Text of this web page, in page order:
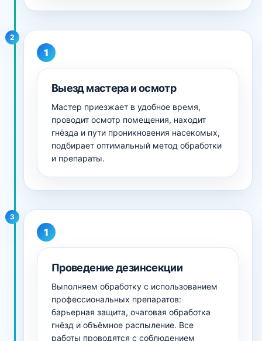
2
Выезд мастера и осмотр
Мастер приезжает в удобное время,
проводит осмотр помещения, находит
гнёзда и пути проникновения насекомых,
подбирает оптимальный метод обработки
и препараты.
3
Проведение дезинсекции
Выполняем обработку с использованием
профессиональных препаратов:
барьерная защита, очаговая обработка
гнёзд и объёмное распыление. Все
работы проводятся с соблюдением